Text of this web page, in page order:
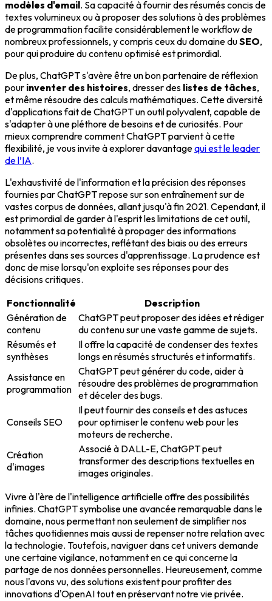
modèles d'email. Sa capacité à fournir des résumés concis de
textes volumineux ou à proposer des solutions à des problèmes
de programmation facilite considérablement le workflow de
nombreux professionnels, y compris ceux du domaine duSEO,
pour qui produire du contenu optimisé est primordial.
De plus, ChatGPT s'avère être un bon partenaire de réflexion
pour inventer des histoires, dresser des listes de tâches,
et même résoudre des calculs mathématiques. Cette diversité
d'applications fait de ChatGPT un outil polyvalent, capable de
s'adapter à une pléthore de besoins et de curiosités. Pour
mieux comprendre comment ChatGPT parvient à cette
flexibilité, je vous invite à explorer davantagequi est le leader
de l’IA.
L'exhaustivité de l'information et la précision des réponses
fournies par ChatGPT repose sur son entraînement sur de
vastes corpus de données, allant jusqu'à fin 2021. Cependant, il
est primordial de garder à l'esprit les limitations de cet outil,
notamment sa potentialité à propager des informations
obsolètes ou incorrectes, reflétant des biais ou des erreurs
présentes dans ses sources d'apprentissage. La prudence est
donc de mise lorsqu'on exploite ses réponses pour des
décisions critiques.
Fonctionnalité
Description
Génération de
contenu
ChatGPT peut proposer des idées et rédiger
du contenu sur une vaste gamme de sujets.
Résumés et
synthèses
Il offre la capacité de condenser des textes
longs en résumés structurés et informatifs.
Assistance en
programmation
ChatGPT peut générer du code, aider à
résoudre des problèmes de programmation
et déceler des bugs.
Conseils SEO
Il peut fournir des conseils et des astuces
pour optimiser le contenu web pour les
moteurs de recherche.
Création
d'images
Associé à DALL-E, ChatGPT peut
transformer des descriptions textuelles en
images originales.
Vivre à l'ère de l'intelligence artificielle offre des possibilités
infinies. ChatGPT symbolise une avancée remarquable dans le
domaine, nous permettant non seulement de simplifier nos
tâches quotidiennes mais aussi de repenser notre relation avec
la technologie. Toutefois, naviguer dans cet univers demande
une certaine vigilance, notamment en ce qui concerne la
partage de nos données personnelles. Heureusement, comme
nous l'avons vu, des solutions existent pour profiter des
innovations d'OpenAI tout en préservant notre vie privée.